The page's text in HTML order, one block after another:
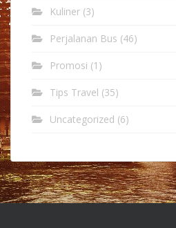
Kuliner (3)
Perjalanan Bus (46)
Promosi (1)
Tips Travel (35)
Uncategorized (6)